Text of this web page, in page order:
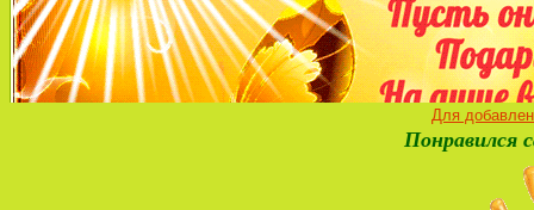
Для
Понравился